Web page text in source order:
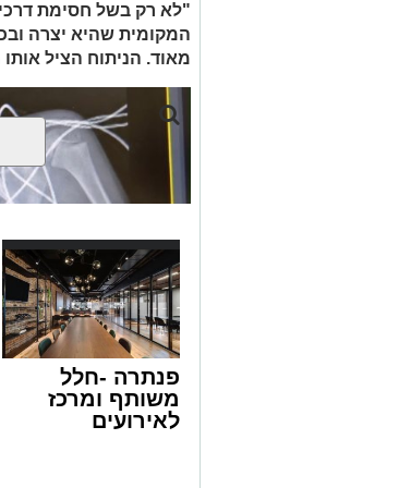
העיר ירושלים נעצרה
מעצרם של החשודים
"לא רק בשל חסימת
המקומית שהיא יצרה
מאוד. הניתוח הציל
פנתרה -חלל
משותף ומרכז
לאירועים